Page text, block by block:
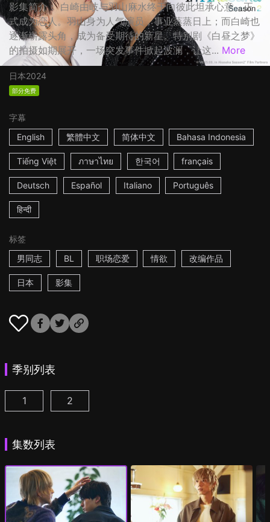
影集简介： 白崎由岐与羽山麻水终于向彼此坦承心意，正
式成为恋人。羽山身为人气演员，事业蒸蒸日上；而白崎也
逐渐崭露头角，成为备受期待的新星。特别剧《白昼之梦》
的拍摄如期展开，一场突发事件掀起波澜，让这... More
日本2024
部分免费
字幕
English
繁體中文 简体中文 Bahasa Indonesia
Tiếng Việt ภาษาไทย 한국어 français
Deutsch Español Italiano Português
हिन्दी
标签
男同志
BL 职场恋爱 情欲 改编作品
日本 影集
季别列表
25时，赤坂见 第1集
1 25时，赤坂见 第2季 第1集
2
集数列表